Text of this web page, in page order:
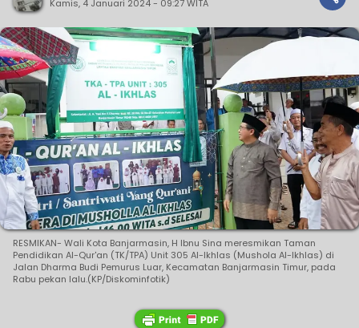
Kamis, 4 Januari 2024 - 09:27 WITA
RESMIKAN- Wali Kota Banjarmasin, H Ibnu Sina meresmikan Taman
Pendidikan Al-Qur'an (TK/TPA) Unit 305 Al-Ikhlas (Mushola Al-Ikhlas) di
Jalan Dharma Budi Pemurus Luar, Kecamatan Banjarmasin Timur, pada
Rabu pekan lalu.(KP/Diskominfotik)